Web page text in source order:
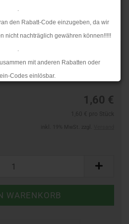
.
den Rabatt-Code einzugeben, da wir
nicht nachträglich gewähren können!!!!!
.
mit anderen Rabatten oder
Codes einlösbar.
wir wieder wie gewohnt. Aufgrund des
1,60 €